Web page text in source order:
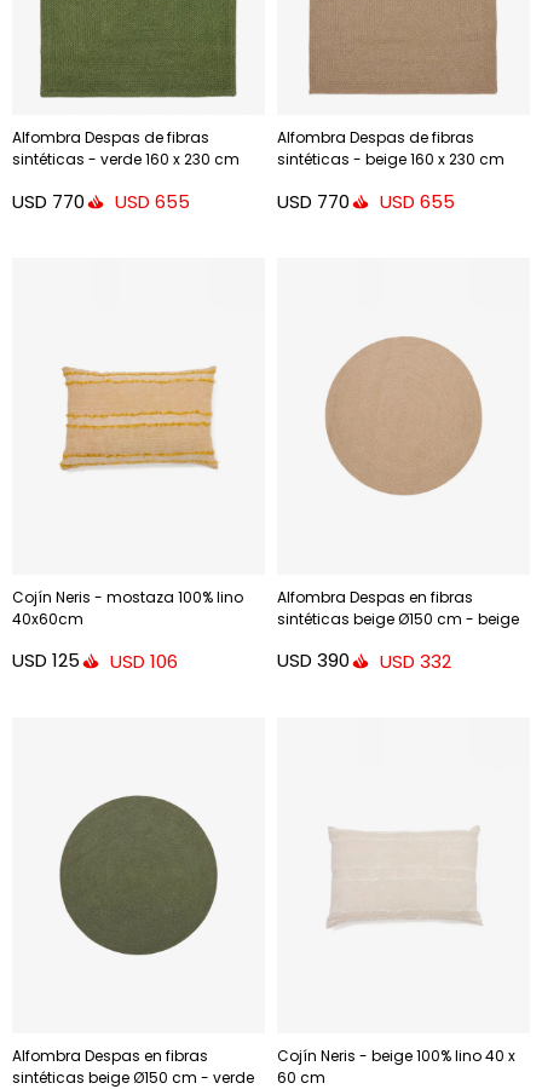
Alfombra Despas de fibras
sintéticas - verde 160 x 230 cm
USD 770 USD 655
Alfombra Despas de fibras
sintéticas - beige 160 x 230 cm
USD 770 USD 655
Cojín Neris - mostaza 100% lino
40x60cm
USD 125 USD 106
Alfombra Despas en fibras
sintéticas beige Ø150 cm - beige
USD 390 USD 332
Alfombra Despas en fibras
sintéticas beige Ø150 cm - verde
Cojín Neris - beige 100% lino 40 x
60 cm